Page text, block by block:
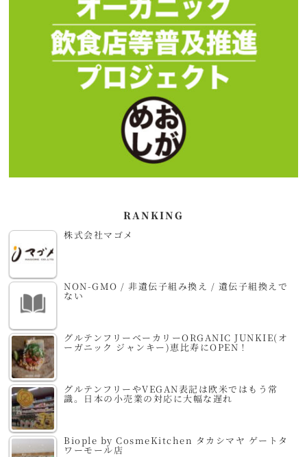
RANKING
株式会社マゴメ
NON-GMO / 非遺伝子組み換え / 遺伝子組換えで
ない
グルテンフリーベーカリーORGANIC JUNKIE(オ
ーガニック ジャンキー)恵比寿にOPEN！
グルテンフリーやVEGAN表記は欧米ではもう常
識。日本の小売業の対応に大幅な遅れ
Biople by CosmeKitchen タカシマヤ ゲートタ
ワーモール店